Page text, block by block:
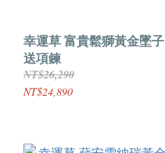
幸運草 富貴鬆獅黃金墜子
送項鍊
NT$26,290
NT$24,890